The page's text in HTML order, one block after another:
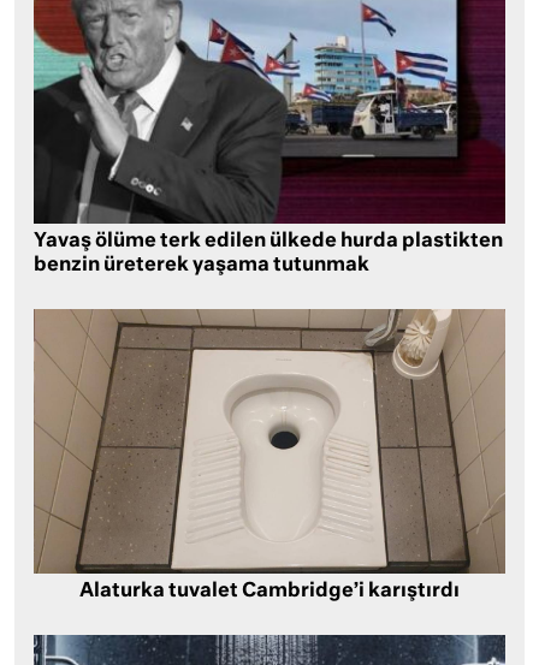
Yavaş ölüme terk edilen ülkede hurda plastikten
benzin üreterek yaşama tutunmak
Alaturka tuvalet Cambridge’i karıştırdı